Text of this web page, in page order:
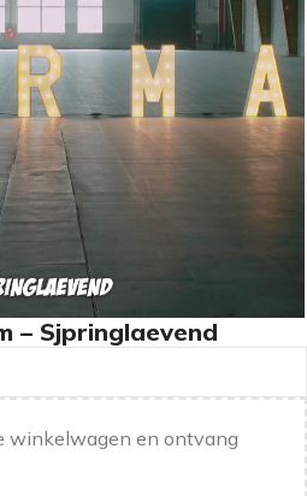
– Sjpringlaevend
winkelwagen en ontvang